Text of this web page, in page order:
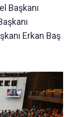
Başkanı
Erkan Baş